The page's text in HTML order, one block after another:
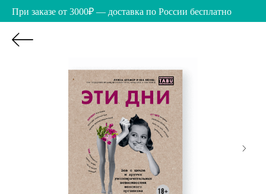
При заказе от 3000₽ — доставка по России бесплатно